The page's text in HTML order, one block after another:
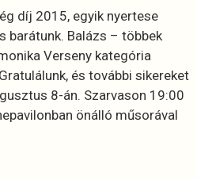
díj 2015, egyik nyertese
barátunk. Balázs – többek
Verseny kategória
és további sikereket
8-án. Szarvason 19:00
önálló műsorával